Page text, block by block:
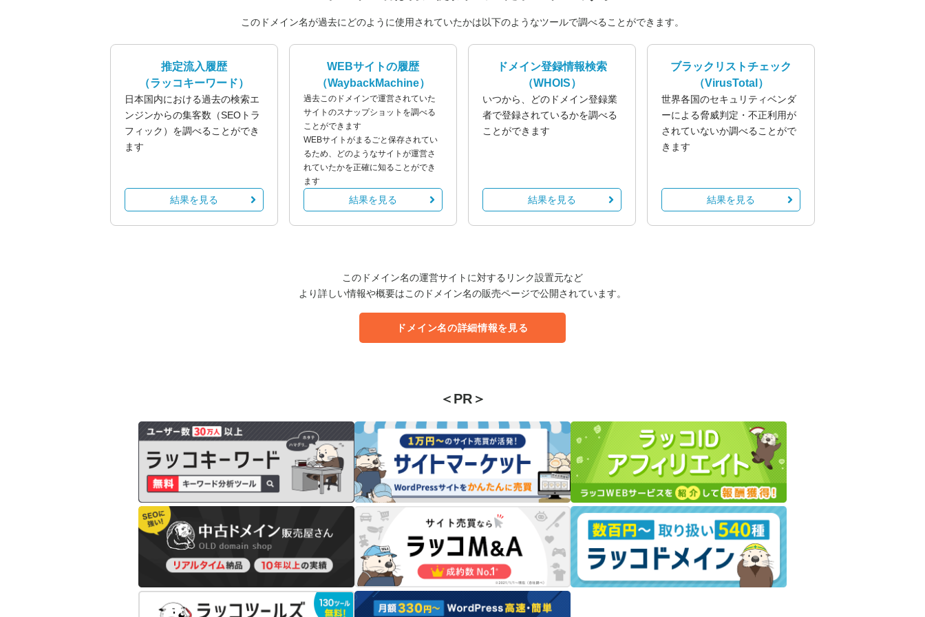
このドメイン名が過去にどのように使用されていたかは以下のようなツールで調べることができます。
推定流入履歴
（ラッコキーワード）
日本国内における過去の検索エ
ンジンからの集客数（SEOトラ
フィック）を調べることができ
ます
結果を見る
WEBサイトの履歴
（WaybackMachine）
過去このドメインで運営されていた
サイトのスナップショットを調べる
ことができます
WEBサイトがまるごと保存されてい
るため、どのようなサイトが運営さ
れていたかを正確に知ることができ
ます
結果を見る
ドメイン登録情報検索
（WHOIS）
いつから、どのドメイン登録業
者で登録されているかを調べる
ことができます
結果を見る
ブラックリストチェック
（VirusTotal）
世界各国のセキュリティベンダ
ーによる脅威判定・不正利用が
されていないか調べることがで
きます
結果を見る
このドメイン名の運営サイトに対するリンク設置元など
より詳しい情報や概要はこのドメイン名の販売ページで公開されています。
ドメイン名の詳細情報を見る
＜PR＞